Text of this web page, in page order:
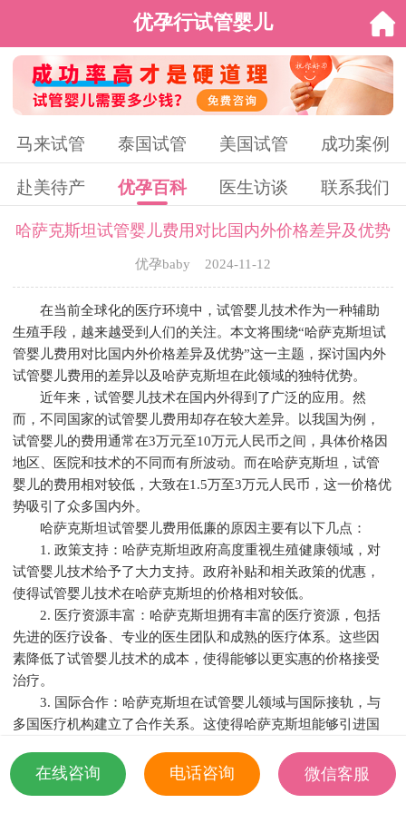
优孕行试管婴儿
马来试管 泰国试管 美国试管 成功案例
赴美待产 优孕百科 医生访谈 联系我们
哈萨克斯坦试管婴儿费用对比国内外价格差异及优势
优孕baby 2024-11-12
在当前全球化的医疗环境中，试管婴儿技术作为一种辅助
生殖手段，越来越受到人们的关注。本文将围绕“哈萨克斯坦试
管婴儿费用对比国内外价格差异及优势”这一主题，探讨国内外
试管婴儿费用的差异以及哈萨克斯坦在此领域的独特优势。
近年来，试管婴儿技术在国内外得到了广泛的应用。然
而，不同国家的试管婴儿费用却存在较大差异。以我国为例，
试管婴儿的费用通常在3万元至10万元人民币之间，具体价格因
地区、医院和技术的不同而有所波动。而在哈萨克斯坦，试管
婴儿的费用相对较低，大致在1.5万至3万元人民币，这一价格优
势吸引了众多国内外。
哈萨克斯坦试管婴儿费用低廉的原因主要有以下几点：
1. 政策支持：哈萨克斯坦政府高度重视生殖健康领域，对
试管婴儿技术给予了大力支持。政府补贴和相关政策的优惠，
使得试管婴儿技术在哈萨克斯坦的价格相对较低。
2. 医疗资源丰富：哈萨克斯坦拥有丰富的医疗资源，包括
先进的医疗设备、专业的医生团队和成熟的医疗体系。这些因
素降低了试管婴儿技术的成本，使得能够以更实惠的价格接受
治疗。
3. 国际合作：哈萨克斯坦在试管婴儿领域与国际接轨，与
多国医疗机构建立了合作关系。这使得哈萨克斯坦能够引进国
相较于国内，哈萨克斯坦试管婴儿技术具有以下优势：
1. 成功率高：哈萨克斯坦试管婴儿技术的成功率较高，达
在线咨询 电话咨询
微信客服